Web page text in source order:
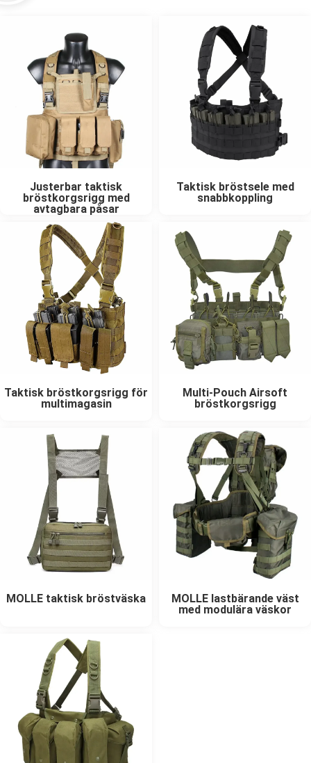
Justerbar taktisk
bröstkorgsrigg med
avtagbara påsar
Taktisk bröstsele med
snabbkoppling
Taktisk bröstkorgsrigg för
multimagasin
Multi-Pouch Airsoft
bröstkorgsrigg
MOLLE taktisk bröstväska
MOLLE lastbärande väst
med modulära väskor